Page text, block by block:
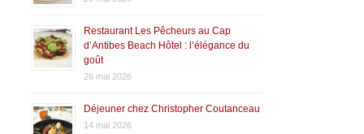
Restaurant Les Pêcheurs au Cap
d’Antibes Beach Hôtel : l’élégance du
goût
26 mai 2026
Déjeuner chez Christopher Coutanceau
14 mai 2026